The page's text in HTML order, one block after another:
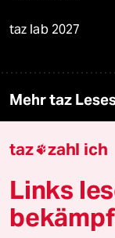
taz lab 2027
Mehr taz
taz Blogs
taz FUTURZWEI
Le Monde
taz zahl ich
Links